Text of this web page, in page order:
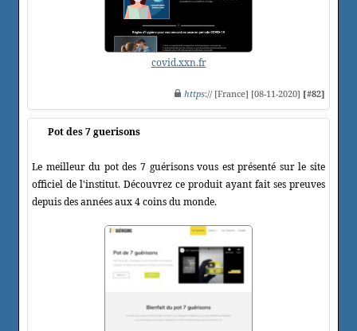
covid.xxn.fr
https:// [France] [08-11-2020] [#82]
Pot des 7 guerisons
Le meilleur du pot des 7 guérisons vous est présenté sur le site
officiel de l'institut. Découvrez ce produit ayant fait ses preuves
depuis des années aux 4 coins du monde.